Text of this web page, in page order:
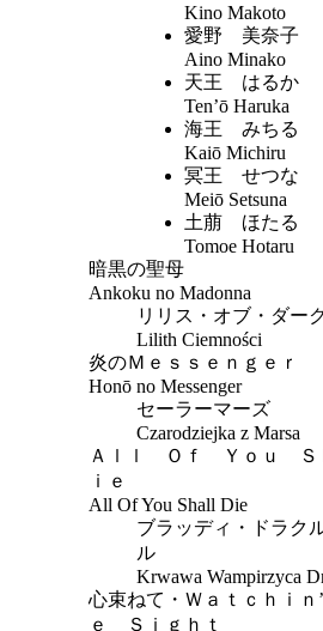
Kino Makoto
愛野 美奈子
Aino Minako
天王 はるか
Ten’ō Haruka
海王 みちる
Kaiō Michiru
冥王 せつな
Meiō Setsuna
土萠 ほたる
Tomoe Hotaru
暗黒の聖母
Ankoku no Madonna
リリス・オブ・ダー
Lilith Ciemności
炎のＭｅｓｓｅｎｇｅｒ
Honō no Messenger
セーラーマーズ
Czarodziejka z Marsa
Ａｌｌ Ｏｆ Ｙｏｕ Ｓ
ｉｅ
All Of You Shall Die
ブラッディ・ドラク
ル
Krwawa Wampirzyca
心束ねて・Ｗａｔｃｈｉ
ｅ Ｓｉｇｈｔ